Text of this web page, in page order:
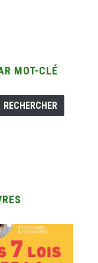
MOT-CLÉ